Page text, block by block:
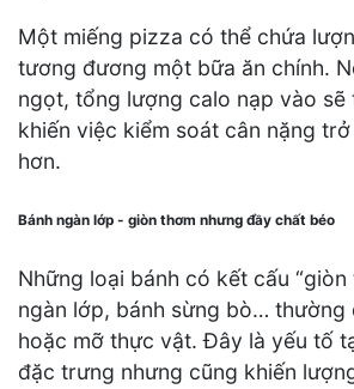
Một miếng pizza có thể chứa
tương đương một bữa ăn chính.
ngọt, tổng lượng calo nạp vào sẽ
khiến việc kiểm soát cân nặng
hơn.
Bánh ngàn lớp - giòn thơm nhưng đầy chất béo
Những loại bánh có kết cấu “giòn
ngàn lớp, bánh sừng bò…
hoặc mỡ thực vật. Đây là yếu tố
đặc trưng nhưng cũng khiến